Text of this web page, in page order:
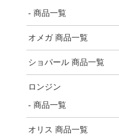
- 商品一覧
オメガ 商品一覧
ショパール 商品一覧
ロンジン
- 商品一覧
オリス 商品一覧